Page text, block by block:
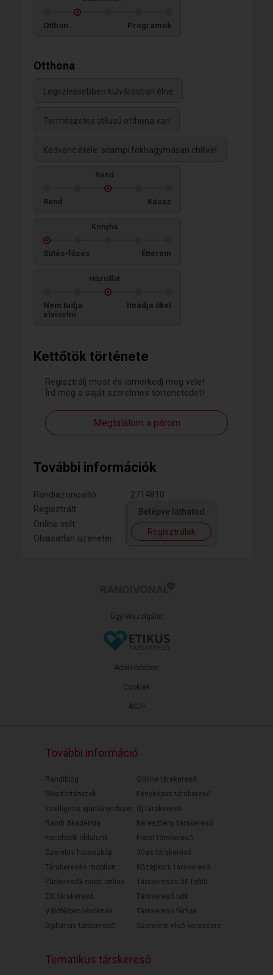
Kettőtök története
Regisztrálj most és ismerkedj meg vele!
Írd meg a saját szerelmes történetedet!
Megtalálom a párom
További információk
Randiazonosító:
2714810
Regisztrált:
Online volt:
Olvasatlan üzenetei:
Belépve láthatod
Regisztrálok
Otthon Programok
Otthona
Legszívesebben külvárosban élne
Természetes stílusú otthona van
Kedvenc étele: scampi fokhagymásan chilivel
Rend
Rend Káosz
Konyha
Sütés-főzés Étterem
Háziállat
Nem tudja
elviselni
Imádja őket
Ügyfélszolgálat
ÁSZF
Adatvédelem
Cookiek
További információ
Randiblog
Sikertörténetek
Intelligens ajánlórendszer
Randi Akadémia
Facebook oldalunk
Szerelmi horoszkóp
Társkeresés mobilon
Párkeresők most online
Elit társkereső
Válófélben lévőknek
Diplomás társkereső
Online társkereső
Fényképes társkereső
Új társkereső
Keresztény társkereső
Fiatal társkereső
30as társkereső
Középkorú társkereső
Társkeresés 50 felett
Társkereső nők
Társkereső férfiak
Szerelem első keresésre
Tematikus társkereső